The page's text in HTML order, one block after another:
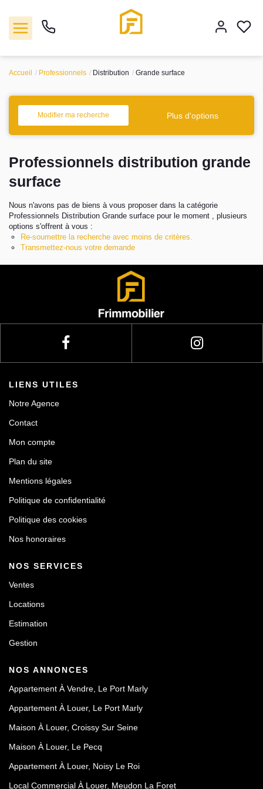
Vente
Location
Biens vendus
Estimation
Contact
Accueil Professionnels Distribution Grande surface
Modifier ma recherche Plus d'options
Professionnels distribution grande
surface
Nous n'avons pas de biens à vous proposer dans la catégorie
Professionnels Distribution Grande surface pour le moment , plusieurs
options s'offrent à vous :
Re-soumettre la recherche avec moins de critères.
Transmettez-nous votre demande
LIENS UTILES
Notre Agence
Contact
Mon compte
Plan du site
Mentions légales
Politique de confidentialité
Politique des cookies
Nos honoraires
NOS SERVICES
Ventes
Locations
Estimation
Gestion
NOS ANNONCES
Appartement À Vendre, Le Port Marly
Appartement À Louer, Le Port Marly
Maison À Louer, Croissy Sur Seine
Maison À Louer, Le Pecq
Appartement À Louer, Noisy Le Roi
Local Commercial À Louer, Meudon La Foret